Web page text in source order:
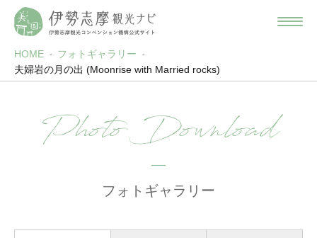
HOME
フォトギャラリー
夫婦岩の月の出 (Moonrise with Married rocks)
Photo Download
フォトギャラリー